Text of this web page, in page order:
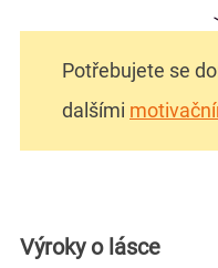
Potřebujete se
dalšími
Výroky o lásce